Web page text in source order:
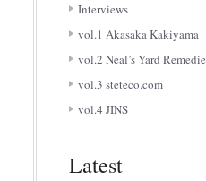
Interviews
vol.1 Akasaka Kakiyama
vol.2 Neal’s Yard
vol.3 steteco.com
vol.4 JINS
Latest